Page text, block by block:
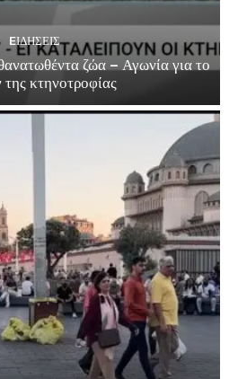
EΙΔΗΣΕΙΣ
ζώα – Αγωνία για το
της κτηνοτροφίας